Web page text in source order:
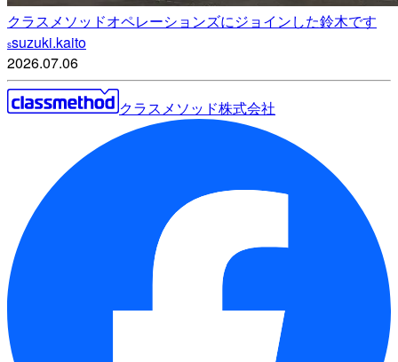
クラスメソッドオペレーションズにジョインした鈴木です
ssuzuki.kaito
2026.07.06
クラスメソッド株式会社